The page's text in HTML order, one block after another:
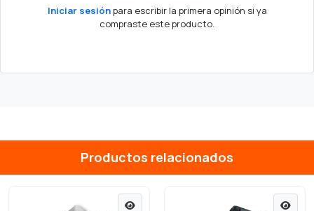
Iniciar sesiónpara escribir la primera opinión si ya
compraste este producto.
Productos relacionados